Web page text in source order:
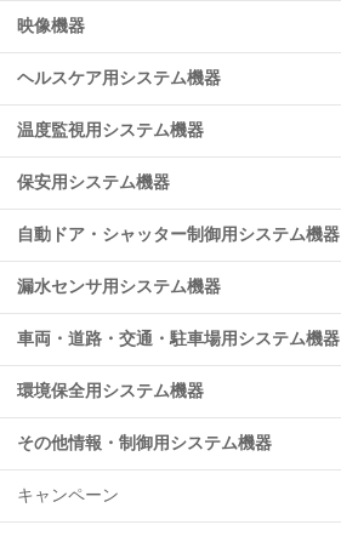
映像機器
ヘルスケア用システム機器
温度監視用システム機器
保安用システム機器
自動ドア・シャッター制御用システム機器
漏水センサ用システム機器
車両・道路・交通・駐車場用システム機器
環境保全用システム機器
その他情報・制御用システム機器
キャンペーン